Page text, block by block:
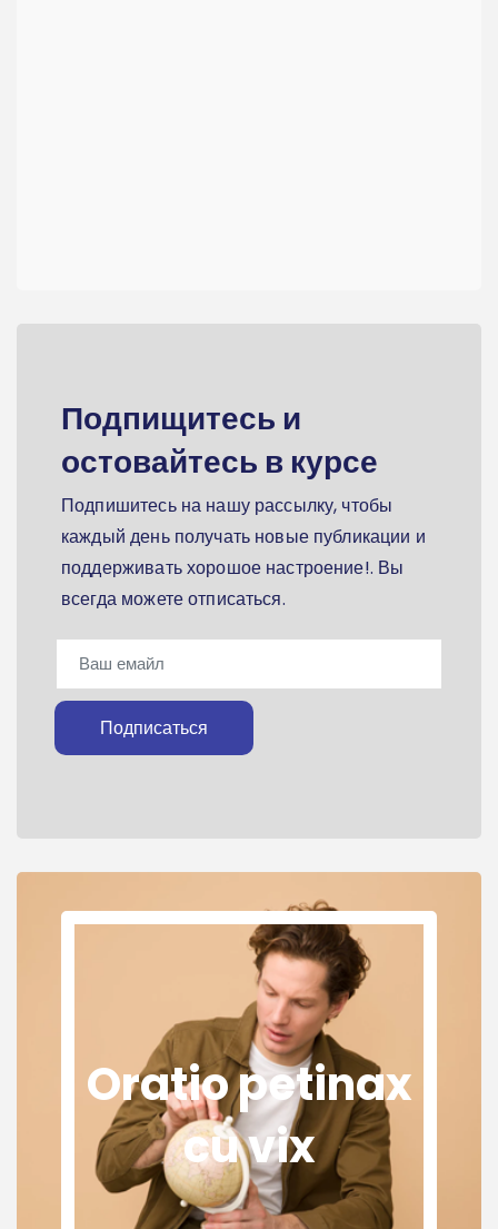
Подпищитесь и
остовайтесь в курсе
Подпишитесь на нашу рассылку, чтобы
каждый день получать новые публикации и
поддерживать хорошое настроение!. Вы
всегда можете отписаться.
Подписаться
Oratio petinax
cu vix